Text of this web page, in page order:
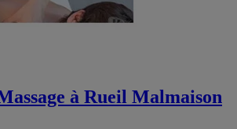
à Rueil Malmaison